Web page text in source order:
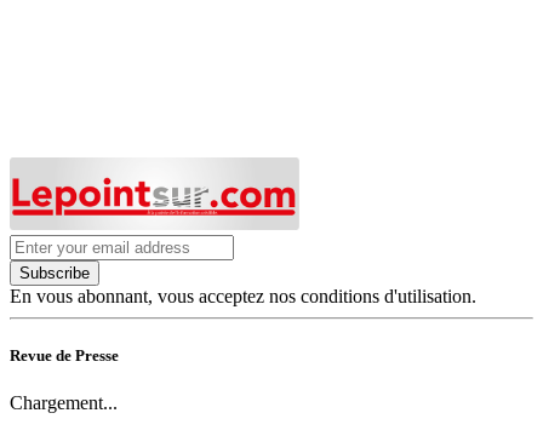
Subscribe
En vous abonnant, vous acceptez nos conditions d'utilisation.
Revue de Presse
Chargement...